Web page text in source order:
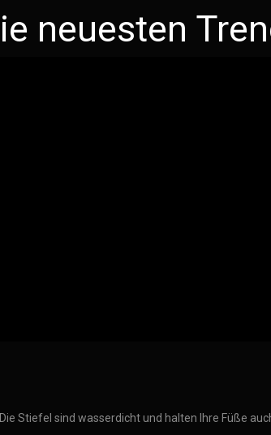
neuesten
Stiefel sind wasserdicht und halten Ihre Füße